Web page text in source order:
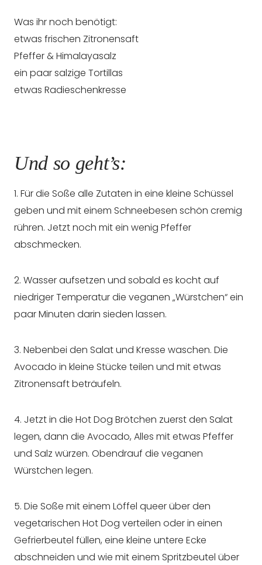
Was ihr noch benötigt:
etwas frischen Zitronensaft
Pfeffer & Himalayasalz
ein paar salzige Tortillas
etwas Radieschenkresse
Und so geht’s:
1. Für die Soße alle Zutaten in eine kleine Schüssel
geben und mit einem Schneebesen schön cremig
rühren. Jetzt noch mit ein wenig Pfeffer
abschmecken.
2. Wasser aufsetzen und sobald es kocht auf
niedriger Temperatur die veganen „Würstchen“ ein
paar Minuten darin sieden lassen.
3. Nebenbei den Salat und Kresse waschen. Die
Avocado in kleine Stücke teilen und mit etwas
Zitronensaft beträufeln.
4. Jetzt in die Hot Dog Brötchen zuerst den Salat
legen, dann die Avocado, Alles mit etwas Pfeffer
und Salz würzen. Obendrauf die veganen
Würstchen legen.
5. Die Soße mit einem Löffel queer über den
vegetarischen Hot Dog verteilen oder in einen
Gefrierbeutel füllen, eine kleine untere Ecke
abschneiden und wie mit einem Spritzbeutel über